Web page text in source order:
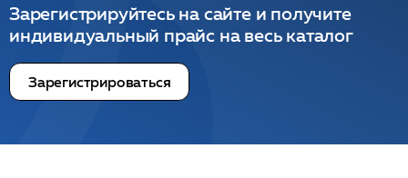
Зарегистрируйтесь на сайте и получите
индивидуальный прайс на весь каталог
Зарегистрироваться